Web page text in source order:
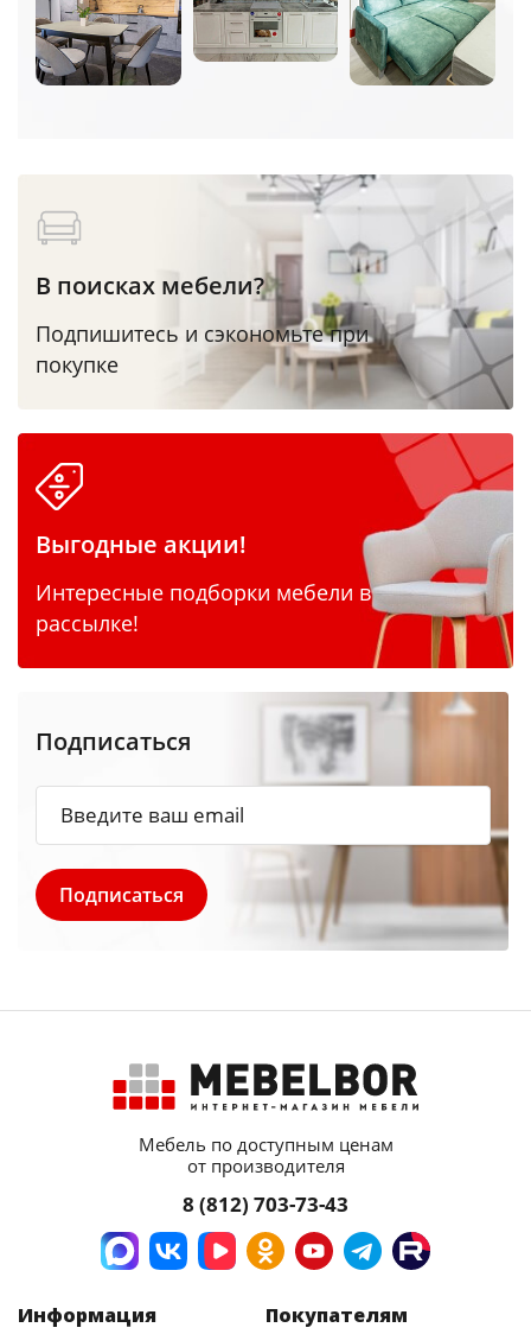
В поисках мебели?
Подпишитесь и сэкономьте при
покупке
Выгодные акции!
Интересные подборки мебели в
рассылке!
Подписаться
Мебель по доступным ценам
от производителя
8 (812) 703-73-43
Информация
Покупателям